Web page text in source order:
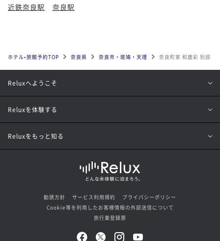
近鉄奈良駅
奈良駅
ホテル•旅館予約TOP 奈良県 奈良市・斑鳩・天理 奈良町家 和鹿彩 別邸
Reluxへようこそ
Reluxを体験する
Reluxをもっと知る
勧誘方針 サービス利用規約
プライバシーポリシー
Cookie等を利用したお客様情報の外部送信について
旅行業登録票